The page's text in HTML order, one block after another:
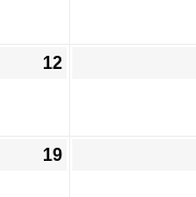
12
19